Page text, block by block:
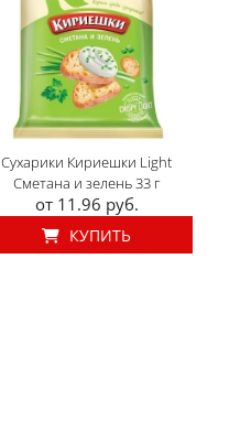
Сухарики Кириешки Light
Сметана и зелень 33 г
от 11.96 руб.
КУПИТЬ